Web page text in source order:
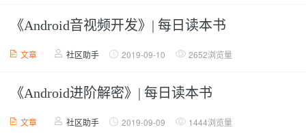
《Android音视频开发》| 每日读本书
文章 社区助手 2019-09-10 2652浏览量
《Android进阶解密》| 每日读本书
文章 社区助手 2019-09-09 1444浏览量